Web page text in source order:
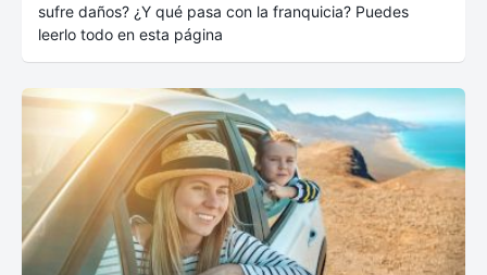
sufre daños? ¿Y qué pasa con la franquicia? Puedes
leerlo todo en esta página